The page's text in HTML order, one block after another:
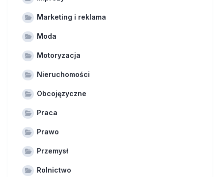
Marketing i reklama
Moda
Motoryzacja
Nieruchomości
Obcojęzyczne
Praca
Prawo
Przemysł
Rolnictwo